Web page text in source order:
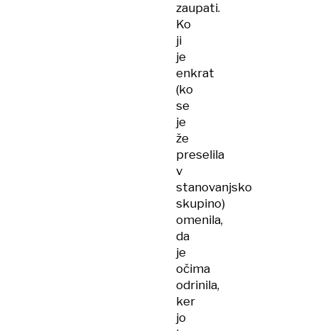
zaupati.
Ko
ji
je
enkrat
(ko
se
je
že
preselila
v
stanovanjsko
skupino)
omenila,
da
je
očima
odrinila,
ker
jo